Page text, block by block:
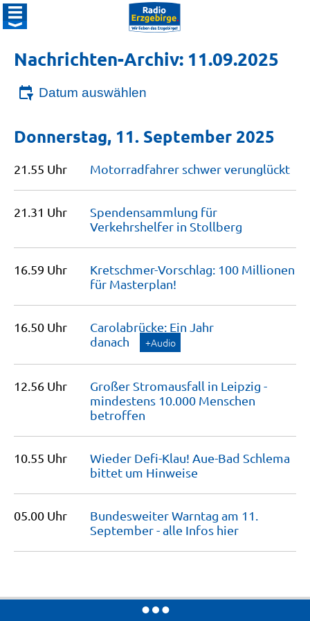
Nachrichten-Archiv: 11.09.2025
Datum auswählen
Donnerstag, 11. September 2025
21.55 Uhr Motorradfahrer schwerverunglückt
21.31 Uhr
Spendensammlung für
Verkehrshelfer in Stollberg
16.59 Uhr
Kretschmer-Vorschlag: 100 Millionen
für Masterplan!
16.50 Uhr
Carolabrücke: Ein Jahr
danach
+Audio
12.56 Uhr
Großer Stromausfall in Leipzig -
mindestens 10.000 Menschen
betroffen
10.55 Uhr
Wieder Defi-Klau! Aue-Bad Schlema
bittet um Hinweise
05.00 Uhr
Bundesweiter Warntag am 11.
September - alle Infos hier